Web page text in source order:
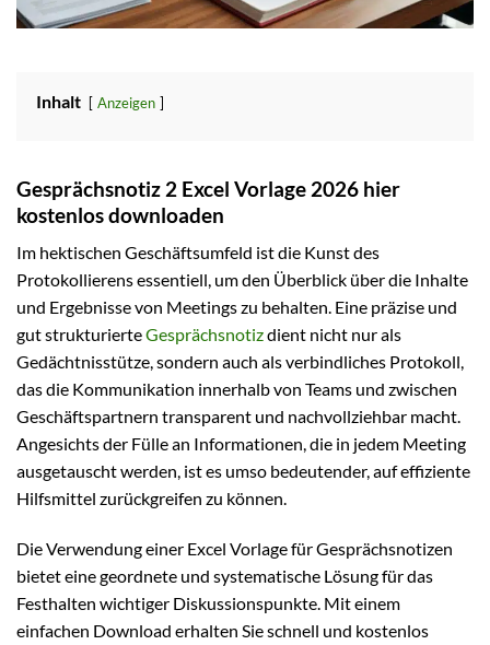
Inhalt Anzeigen
Gesprächsnotiz 2 Excel Vorlage 2026 hier
kostenlos downloaden
Im hektischen Geschäftsumfeld ist die Kunst des
Protokollierens essentiell, um den Überblick über die Inhalte
und Ergebnisse von Meetings zu behalten. Eine präzise und
gut strukturierteGesprächsnotizdient nicht nur als
Gedächtnisstütze, sondern auch als verbindliches Protokoll,
das die Kommunikation innerhalb von Teams und zwischen
Geschäftspartnern transparent und nachvollziehbar macht.
Angesichts der Fülle an Informationen, die in jedem Meeting
ausgetauscht werden, ist es umso bedeutender, auf effiziente
Hilfsmittel zurückgreifen zu können.
Die Verwendung einer Excel Vorlage für Gesprächsnotizen
bietet eine geordnete und systematische Lösung für das
Festhalten wichtiger Diskussionspunkte. Mit einem
einfachen Download erhalten Sie schnell und kostenlos